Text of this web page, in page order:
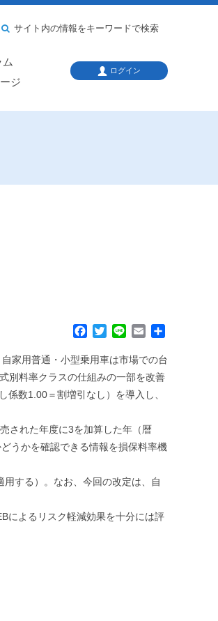
ジ
サイト内の情報をキーワードで検索
ログイン
c
e
o
k
i
t
e
n
e
a
i
家用普通・小型乗用車は市場での台
別料率クラスの仕組みの一部を改善
数1.00＝割増引なし）を導入し、
された年度に3を加算した年（暦
うかを確認できる情報を損保料率機
する）。なお、今回の改定は、自
によるリスク軽減効果を十分には評